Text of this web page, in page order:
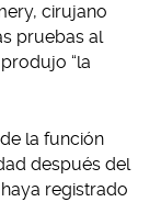
cirujano
pruebas al
“la
la función
después del
registrado